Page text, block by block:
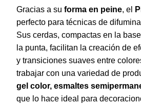
Gracias a su forma en peine, el
perfecto para técnicas de
Sus cerdas, compactas en la
la punta, facilitan la creación de
y transiciones suaves entre
trabajar con una variedad de
gel color, esmaltes
que lo hace ideal para